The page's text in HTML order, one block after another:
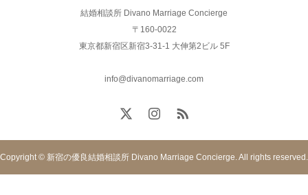
結婚相談所 Divano Marriage Concierge
〒160-0022
東京都新宿区新宿3-31-1 大伸第2ビル 5F
info@divanomarriage.com
Copyright © 新宿の優良結婚相談所 Divano Marriage Concierge. All rights reserved.